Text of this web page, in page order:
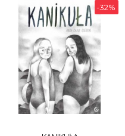
-32%